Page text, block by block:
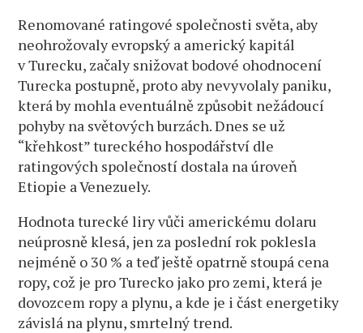
Renomované ratingové společnosti světa, aby
neohrožovaly evropský a americký kapitál
v Turecku, začaly snižovat bodové ohodnocení
Turecka postupně, proto aby nevyvolaly paniku,
která by mohla eventuálně způsobit nežádoucí
pohyby na světových burzách. Dnes se už
“křehkost” tureckého hospodářství dle
ratingových společností dostala na úroveň
Etiopie a Venezuely.
Hodnota turecké liry vůči americkému dolaru
neúprosně klesá, jen za poslední rok poklesla
nejméně o 30 % a teď ještě opatrně stoupá cena
ropy, což je pro Turecko jako pro zemi, která je
dovozcem ropy a plynu, a kde je i část energetiky
závislá na plynu, smrtelný trend.